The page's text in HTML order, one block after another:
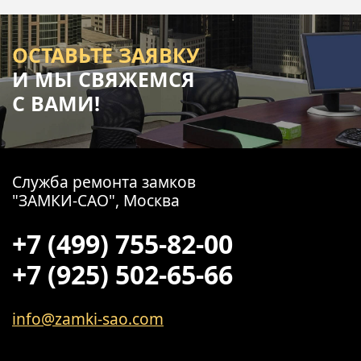
ОСТАВЬТЕ ЗАЯВКУ
И МЫ СВЯЖЕМСЯ
С ВАМИ!
Служба ремонта замков
"ЗАМКИ-САО", Москва
+7 (499) 755-82-00
+7 (925) 502-65-66
info@zamki-sao.com